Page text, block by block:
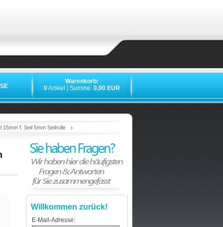
Warenkorb:
0Artikel | Summe: 0,00 EUR
15mm f. Seil 5mm Seilrolle
Willkommen zurück!
E-Mail-Adresse: